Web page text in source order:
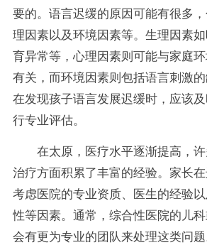
要的。语言迟缓的原因可能有很多
理因素以及环境因素等。生理因素
育异常等，心理因素则可能与家庭
有关，而环境因素则包括语言刺激
在发现孩子语言发展迟缓时，应该
行专业评估。
在太原，医疗水平逐渐提高，
治疗方面积累了丰富的经验。家长
考虑医院的专业资质、医生的经验
性等因素。通常，综合性医院的儿
会有更为专业的团队来处理这类问题